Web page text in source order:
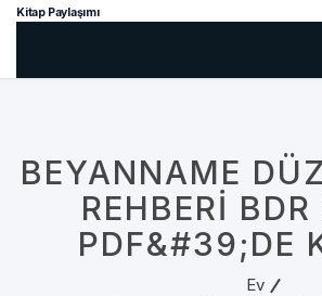
Kitap Paylaşımı
BEYANNAME
REHBERI
PDF&#39;DE
Ev